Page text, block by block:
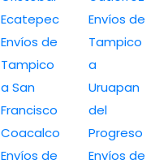
Ecatepec
Envíos de
Tampico
a San
Francisco
Coacalco
Envíos de
Envíos de
Tampico
a
Uruapan
del
Progreso
Envíos de